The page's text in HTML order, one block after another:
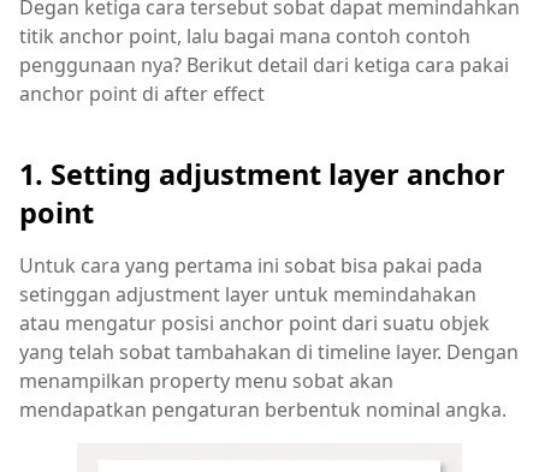
Degan ketiga cara tersebut sobat dapat memindahkan
titik anchor point, lalu bagai mana contoh contoh
penggunaan nya? Berikut detail dari ketiga cara pakai
anchor point di after effect
1. Setting adjustment layer anchor
point
Untuk cara yang pertama ini sobat bisa pakai pada
setinggan adjustment layer untuk memindahakan
atau mengatur posisi anchor point dari suatu objek
yang telah sobat tambahakan di timeline layer. Dengan
menampilkan property menu sobat akan
mendapatkan pengaturan berbentuk nominal angka.